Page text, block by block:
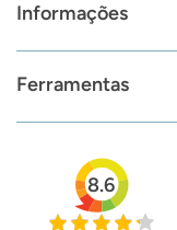
Informações
Ferramentas
8.6